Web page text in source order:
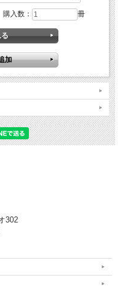
購入数： 冊
302